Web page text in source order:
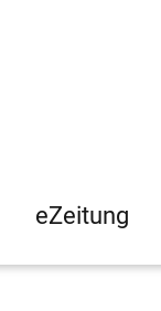
eZeitung